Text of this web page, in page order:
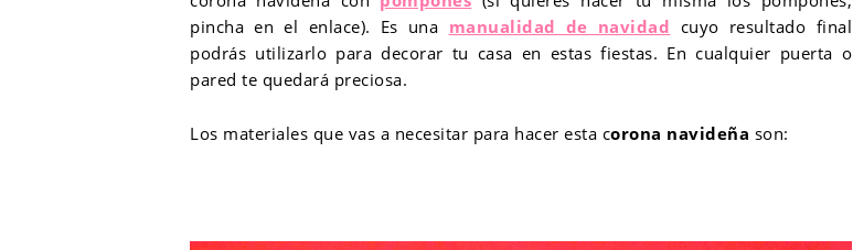
pincha en el enlace). Es una manualidad de navidad cuyo resultado final
podrás utilizarlo para decorar tu casa en estas fiestas. En cualquier puerta o
pared te quedará preciosa.
Los materiales que vas a necesitar para hacer esta corona navideña son: